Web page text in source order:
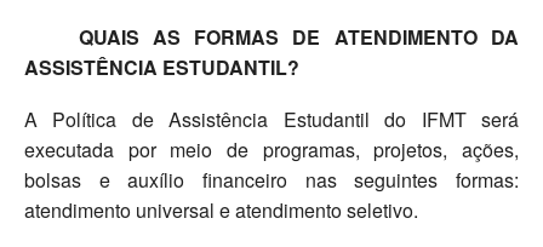
QUAIS AS FORMAS DE ATENDIMENTO DA
ASSISTÊNCIA ESTUDANTIL?
A Política de Assistência Estudantil do IFMT será
executada por meio de programas, projetos, ações,
bolsas e auxílio financeiro nas seguintes formas:
atendimento universal e atendimento seletivo.